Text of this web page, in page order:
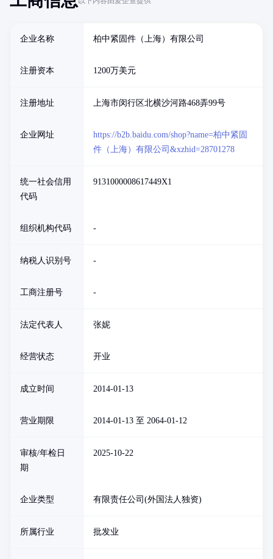
企业名称 柏中紧固件（上海）有限公司
注册资本 1200万美元
注册地址 上海市闵行区北横沙河路468弄99号
企业网址
https://b2b.baidu.com/shop?name=柏中紧固
件（上海）有限公司&xzhid=28701278
统一社会信用
代码
9131000008617449X1
组织机构代码 -
纳税人识别号 -
工商注册号 -
法定代表人 张妮
经营状态 开业
成立时间 2014-01-13
营业期限 2014-01-13 至 2064-01-12
审核/年检日
期
2025-10-22
企业类型 有限责任公司(外国法人独资)
所属行业 批发业